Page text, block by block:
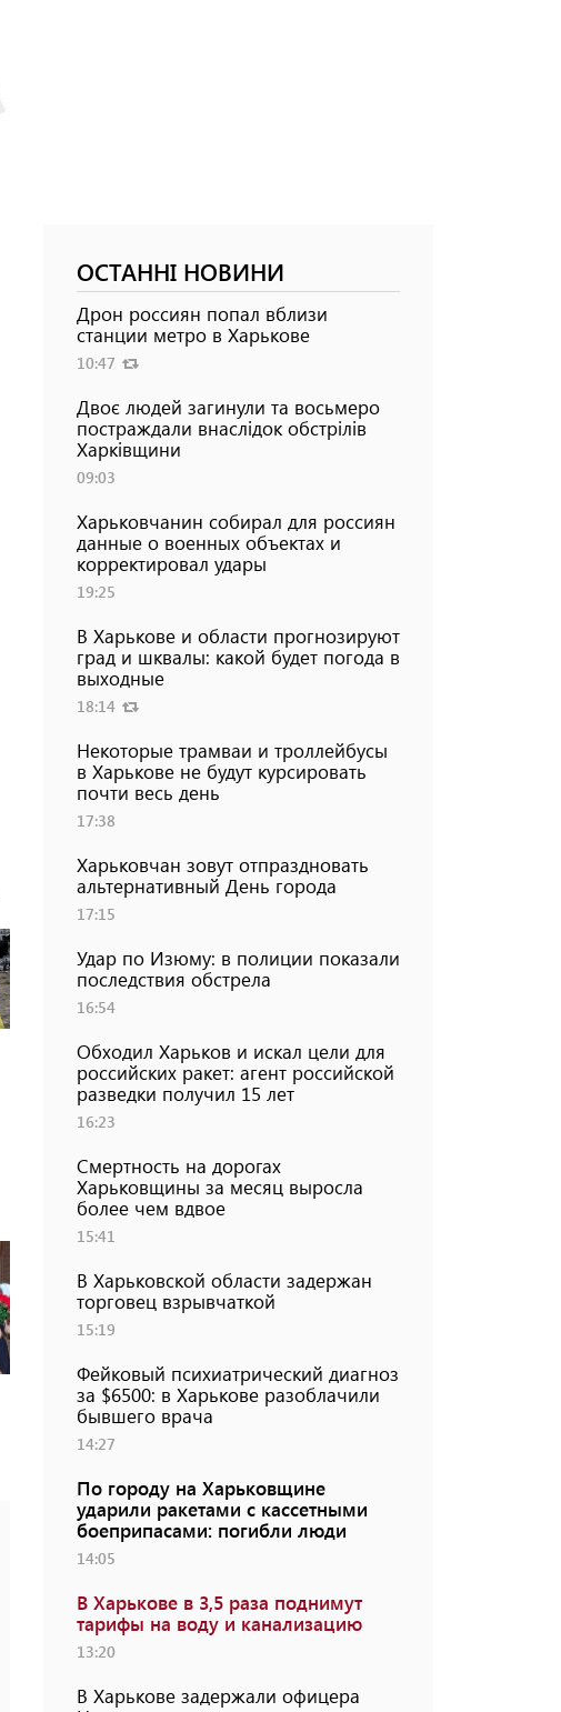
ОСТАННІ НОВИНИ
Дрон россиян попал вблизи
станции метро в Харькове
10:47
Двоє людей загинули та восьмеро
постраждали внаслідок обстрілів
Харківщини
09:03
Харьковчанин собирал для россиян
данные о военных объектах и ​​
корректировал удары
19:25
В Харькове и области прогнозируют
град и шквалы: какой будет погода в
выходные
18:14
Некоторые трамваи и троллейбусы
в Харькове не будут курсировать
почти весь день
17:38
Харьковчан зовут отпраздновать
альтернативный День города
17:15
Удар по Изюму: в полиции показали
последствия обстрела
16:54
Обходил Харьков и искал цели для
российских ракет: агент российской
разведки получил 15 лет
16:23
Смертность на дорогах
Харьковщины за месяц выросла
более чем вдвое
15:41
В Харьковской области задержан
торговец взрывчаткой
15:19
Фейковый психиатрический диагноз
за $6500: в Харькове разоблачили
бывшего врача
14:27
По городу на Харьковщине
ударили ракетами с кассетными
боеприпасами: погибли люди
14:05
В Харькове в 3,5 раза поднимут
тарифы на воду и канализацию
13:20
В Харькове задержали офицера